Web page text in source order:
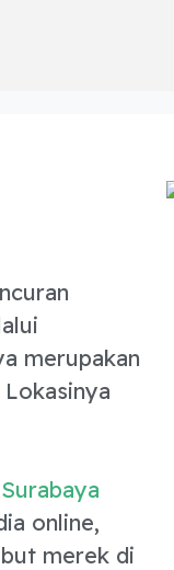
merupakan
online,
merek di